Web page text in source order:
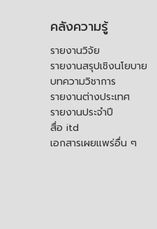
คลังความรู้
รายงานวิจัย
รายงานสรุปเชิงนโยบาย
บทความวิชาการ
รายงานต่างประเทศ
รายงานประจำปี
สื่อ itd
เอกสารเผยแพร่อื่น ๆ